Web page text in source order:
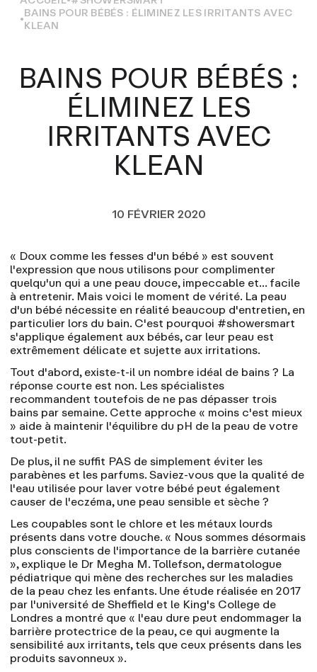
BAINS POUR BÉBÉS : ÉLIMINEZ LES IRRITANTS AVEC
KLEAN
BAINS POUR BÉBÉS :
ÉLIMINEZ LES
IRRITANTS AVEC
KLEAN
10 FÉVRIER 2020
« Doux comme les fesses d'un bébé » est souvent
l'expression que nous utilisons pour complimenter
quelqu'un qui a une peau douce, impeccable et... facile
à entretenir. Mais voici le moment de vérité. La peau
d'un bébé nécessite en réalité beaucoup d'entretien, en
particulier lors du bain. C'est pourquoi #showersmart
s'applique également aux bébés, car leur peau est
extrêmement délicate et sujette aux irritations.
Tout d'abord, existe-t-il un nombre idéal de bains ? La
réponse courte est non. Les spécialistes
recommandent toutefois de ne pas dépasser trois
bains par semaine. Cette approche « moins c'est mieux
» aide à maintenir l'équilibre du pH de la peau de votre
tout-petit.
De plus, il ne suffit PAS de simplement éviter les
parabènes et les parfums. Saviez-vous que la qualité de
l'eau utilisée pour laver votre bébé peut également
causer de l'eczéma, une peau sensible et sèche ?
Les coupables sont le chlore et les métaux lourds
présents dans votre douche. « Nous sommes désormais
plus conscients de l'importance de la barrière cutanée
», explique le Dr Megha M. Tollefson, dermatologue
pédiatrique qui mène des recherches sur les maladies
de la peau chez les enfants. Une étude réalisée en 2017
par l'université de Sheffield et le King's College de
Londres a montré que « l'eau dure peut endommager la
barrière protectrice de la peau, ce qui augmente la
sensibilité aux irritants, tels que ceux présents dans les
produits savonneux ».